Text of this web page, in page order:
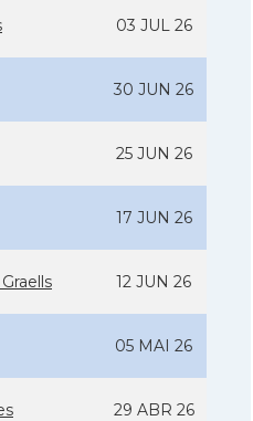
03 JUL 26
30 JUN 26
25 JUN 26
17 JUN 26
12 JUN 26
05 MAI 26
29 ABR 26